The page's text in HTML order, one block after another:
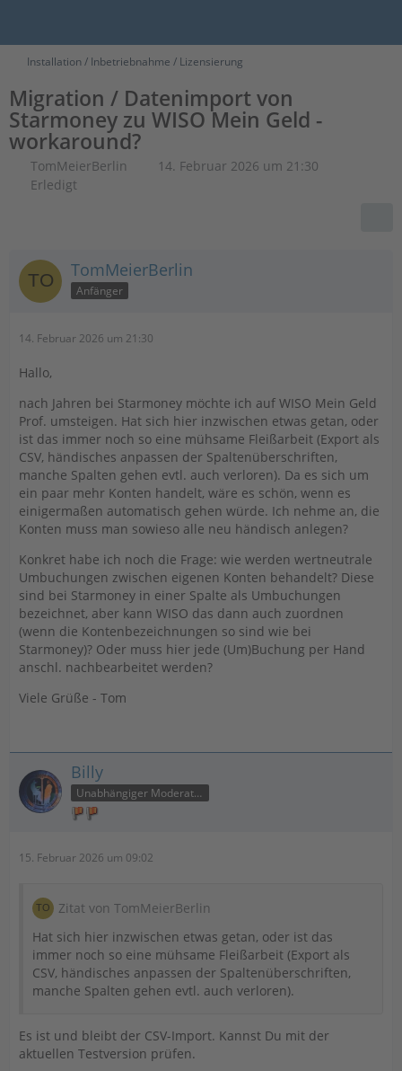
Installation / Inbetriebnahme / Lizensierung
Migration / Datenimport von
Starmoney zu WISO Mein Geld -
workaround?
TomMeierBerlin
14. Februar 2026 um 21:30
Erledigt
TomMeierBerlin
Anfänger
14. Februar 2026 um 21:30
Hallo,
nach Jahren bei Starmoney möchte ich auf WISO Mein Geld
Prof. umsteigen. Hat sich hier inzwischen etwas getan, oder
ist das immer noch so eine mühsame Fleißarbeit (Export als
CSV, händisches anpassen der Spaltenüberschriften,
manche Spalten gehen evtl. auch verloren). Da es sich um
ein paar mehr Konten handelt, wäre es schön, wenn es
einigermaßen automatisch gehen würde. Ich nehme an, die
Konten muss man sowieso alle neu händisch anlegen?
Konkret habe ich noch die Frage: wie werden wertneutrale
Umbuchungen zwischen eigenen Konten behandelt? Diese
sind bei Starmoney in einer Spalte als Umbuchungen
bezeichnet, aber kann WISO das dann auch zuordnen
(wenn die Kontenbezeichnungen so sind wie bei
Starmoney)? Oder muss hier jede (Um)Buchung per Hand
anschl. nachbearbeitet werden?
Viele Grüße - Tom
Billy
Unabhängiger Moderator
15. Februar 2026 um 09:02
Zitat von TomMeierBerlin
Hat sich hier inzwischen etwas getan, oder ist das
immer noch so eine mühsame Fleißarbeit (Export als
CSV, händisches anpassen der Spaltenüberschriften,
manche Spalten gehen evtl. auch verloren).
Es ist und bleibt der CSV-Import. Kannst Du mit der
aktuellen Testversion prüfen.